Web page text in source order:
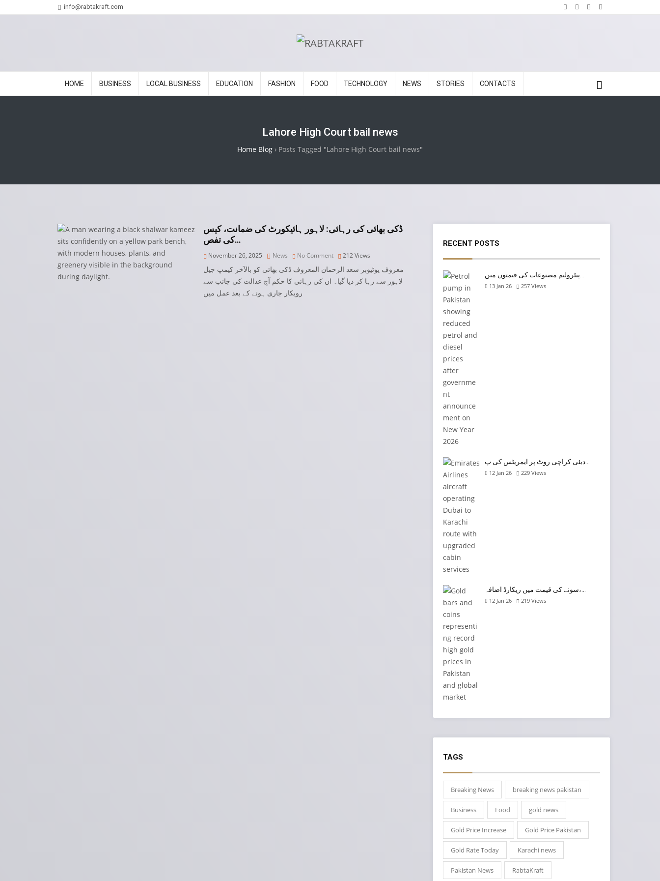
info@rabtakraft.com
HOME BUSINESS LOCAL BUSINESS EDUCATION FASHION FOOD TECHNOLOGY NEWS STORIES CONTACTS
Lahore High Court bail news
Home Blog › Posts Tagged "Lahore High Court bail news"
ڈکی بھائی کی رہائی: لاہور ہائیکورٹ کی ضمانت، کیس
کی تفص…
November 26, 2025 News No Comment 212Views
معروف یوٹیوبر سعد الرحمان المعروف ڈکی بھائی کو بالآخر کیمپ جیل
لاہور سے رہا کر دیا گیا۔ ان کی رہائی کا حکم آج عدالت کی جانب سے
روبکار جاری ہونے کے بعد عمل میں
RECENT POSTS
13 Jan 26 257 Views
12 Jan 26 229 Views
سونے کی قیمت میں ریکارڈ اضافہ،…
12 Jan 26 219 Views
TAGS
Breaking News breaking news pakistan
Business Food gold news
Gold Price Increase Gold Price Pakistan
Gold Rate Today Karachi news
Pakistan News RabtaKraft